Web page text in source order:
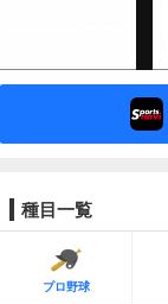
種目一覧
プロ野球